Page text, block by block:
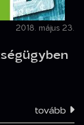
2018. május 23.
tovább